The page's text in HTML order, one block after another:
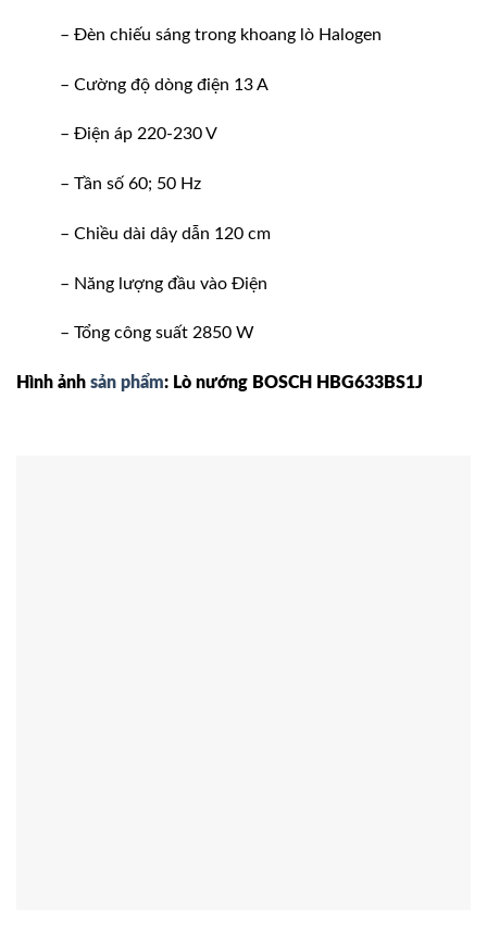
– Đèn chiếu sáng trong khoang lò Halogen
– Cường độ dòng điện 13 A
– Điện áp 220-230 V
– Tần số 60; 50 Hz
– Chiều dài dây dẫn 120 cm
– Năng lượng đầu vào Điện
– Tổng công suất 2850 W
Hình ảnh sản phẩm: Lò nướng BOSCH HBG633BS1J